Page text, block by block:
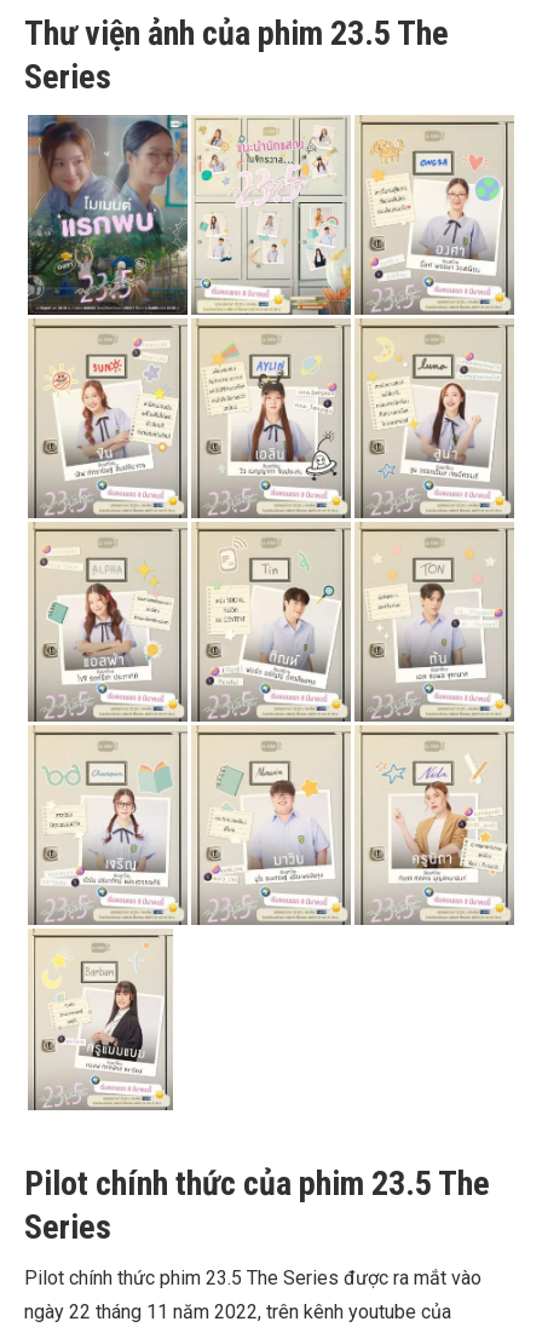
Thư viện ảnh của phim 23.5 The
Series
Pilot chính thức của phim 23.5 The
Series
Pilot chính thức phim 23.5 The Series được ra mắt vào
ngày 22 tháng 11 năm 2022, trên kênh youtube của